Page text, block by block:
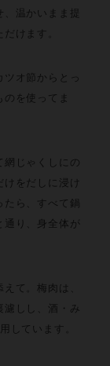
温かいまま提
けます。
ツオ節からとっ
を使ってま
網じゃくしにの
をだしに浸け
ら、すべて鍋
通り、身全体が
て。梅肉は、
濾しし、酒・み
しています。